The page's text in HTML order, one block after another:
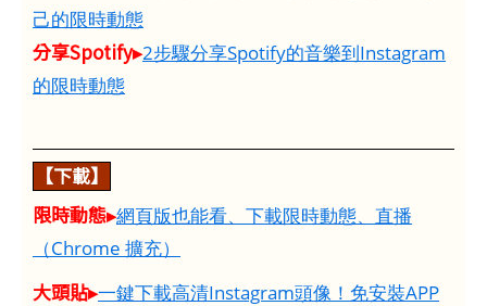
己的限時動態
分享Spotify▸2步驟分享Spotify的音樂到Instagram
的限時動態
【下載】
限時動態▸網頁版也能看、下載限時動態、直播
（Chrome 擴充）
大頭貼▸一鍵下載高清Instagram頭像！免安裝APP